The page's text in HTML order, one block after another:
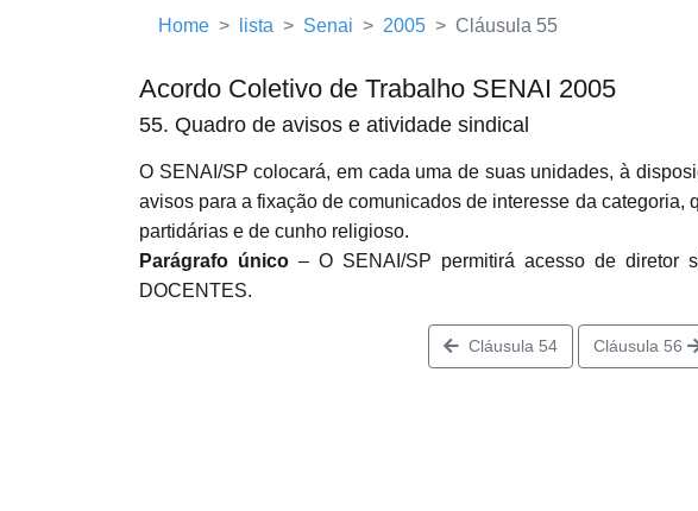
Home lista Senai 2005 Cláusula 55
Acordo Coletivo de Trabalho SENAI 2005
55. Quadro de avisos e atividade sindical
O SENAI/SP colocará, em cada uma de suas unidades, à
avisos para a fixação de comunicados de interesse da categoria,
partidárias e de cunho religioso.
Parágrafo único – O SENAI/SP permitirá acesso de diretor
DOCENTES.
Cláusula 54 Cláusula 56